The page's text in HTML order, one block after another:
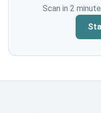
Scan in 2